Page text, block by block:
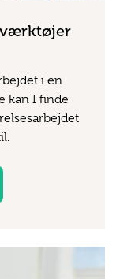
værktøjer
i en
kan I finde